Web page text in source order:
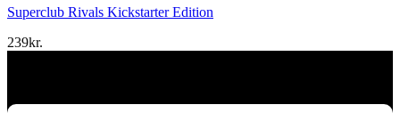
Superclub Rivals Kickstarter Edition
239kr.